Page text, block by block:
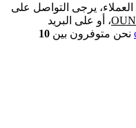
يرجى التواصل على
، أو على البريد
نحن متوفرون بين 10